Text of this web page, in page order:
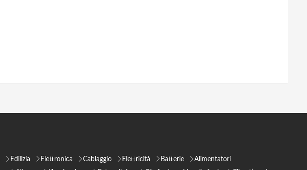
Edilizia Elettronica Cablaggio Elettricità Batterie
Alimentatori